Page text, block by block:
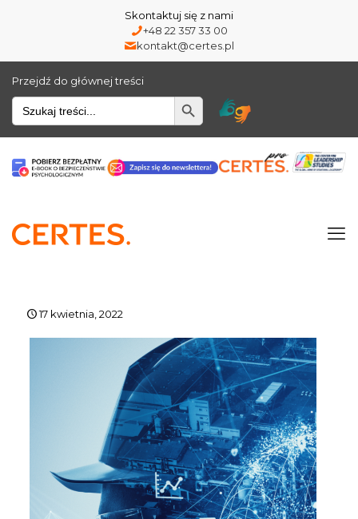
Skontaktuj się z nami
+48 22 357 33 00
kontakt@certes.pl
Przejdź do głównej treści
Wyszukiwarka
17 kwietnia, 2022